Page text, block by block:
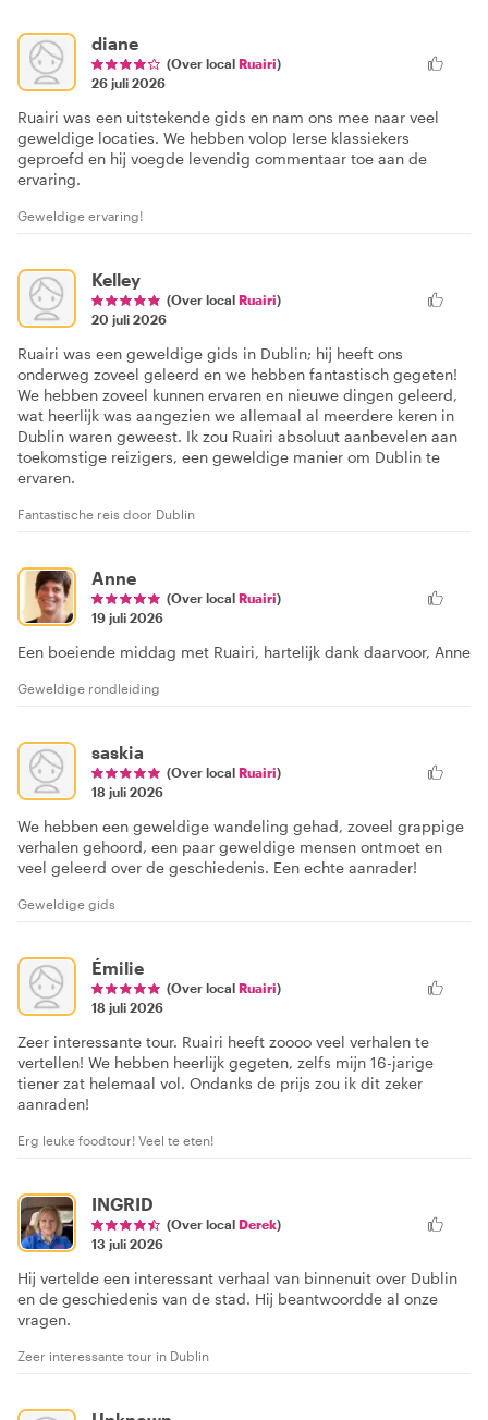
diane
(Over local Ruairi)
26 juli 2026
Ruairi was een uitstekende gids en nam ons mee naar veel
geweldige locaties. We hebben volop Ierse klassiekers
geproefd en hij voegde levendig commentaar toe aan de
ervaring.
Geweldige ervaring!
Kelley
(Over local Ruairi)
20 juli 2026
Ruairi was een geweldige gids in Dublin; hij heeft ons
onderweg zoveel geleerd en we hebben fantastisch gegeten!
We hebben zoveel kunnen ervaren en nieuwe dingen geleerd,
wat heerlijk was aangezien we allemaal al meerdere keren in
Dublin waren geweest. Ik zou Ruairi absoluut aanbevelen aan
toekomstige reizigers, een geweldige manier om Dublin te
ervaren.
Fantastische reis door Dublin
Anne
(Over local Ruairi)
19 juli 2026
Een boeiende middag met Ruairi, hartelijk dank daarvoor, Anne
Geweldige rondleiding
saskia
(Over local Ruairi)
18 juli 2026
We hebben een geweldige wandeling gehad, zoveel grappige
verhalen gehoord, een paar geweldige mensen ontmoet en
veel geleerd over de geschiedenis. Een echte aanrader!
Geweldige gids
Émilie
(Over local Ruairi)
18 juli 2026
Zeer interessante tour. Ruairi heeft zoooo veel verhalen te
vertellen! We hebben heerlijk gegeten, zelfs mijn 16-jarige
tiener zat helemaal vol. Ondanks de prijs zou ik dit zeker
aanraden!
Erg leuke foodtour! Veel te eten!
INGRID
(Over local Derek)
13 juli 2026
Hij vertelde een interessant verhaal van binnenuit over Dublin
en de geschiedenis van de stad. Hij beantwoordde al onze
vragen.
Zeer interessante tour in Dublin